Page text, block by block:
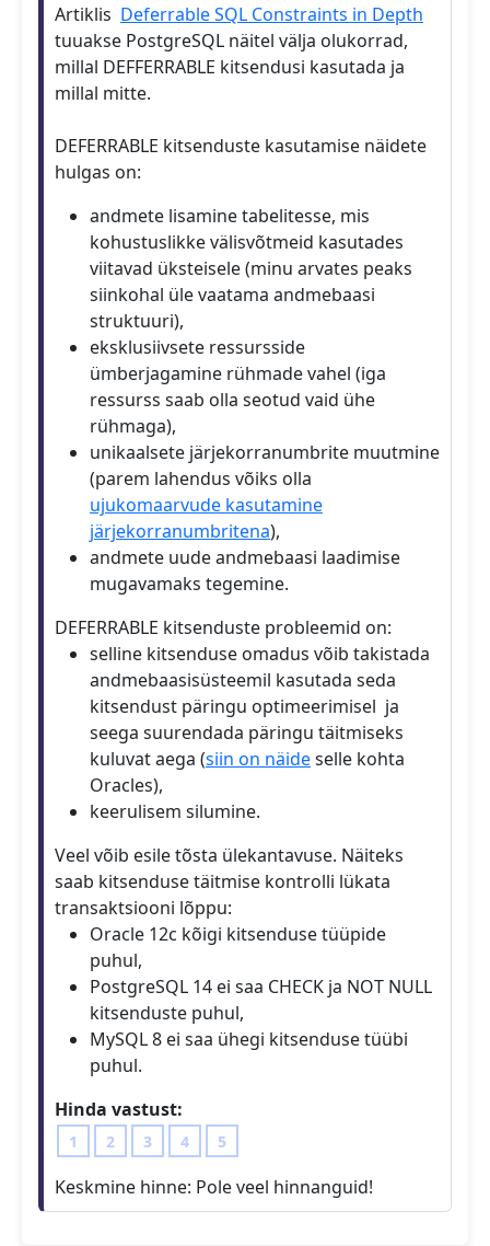
Artiklis Deferrable SQL Constraints in Depth
tuuakse PostgreSQL näitel välja olukorrad,
millal DEFFERRABLE kitsendusi kasutada ja
millal mitte.
DEFERRABLE kitsenduste kasutamise näidete
hulgas on:
andmete lisamine tabelitesse, mis
kohustuslikke välisvõtmeid kasutades
viitavad üksteisele (minu arvates peaks
siinkohal üle vaatama andmebaasi
struktuuri),
eksklusiivsete ressursside
ümberjagamine rühmade vahel (iga
ressurss saab olla seotud vaid ühe
rühmaga),
unikaalsete järjekorranumbrite muutmine
(parem lahendus võiks olla
ujukomaarvude kasutamine
järjekorranumbritena),
andmete uude andmebaasi laadimise
mugavamaks tegemine.
DEFERRABLE kitsenduste probleemid on:
selline kitsenduse omadus võib takistada
andmebaasisüsteemil kasutada seda
kitsendust päringu optimeerimisel ja
seega suurendada päringu täitmiseks
kuluvat aega (siin on näideselle kohta
Oracles),
keerulisem silumine.
Veel võib esile tõsta ülekantavuse. Näiteks
saab kitsenduse täitmise kontrolli lükata
transaktsiooni lõppu:
Oracle 12c kõigi kitsenduse tüüpide
puhul,
PostgreSQL 14 ei saa CHECK ja NOT NULL
kitsenduste puhul,
MySQL 8 ei saa ühegi kitsenduse tüübi
puhul.
Hinda vastust:
1 2 3 4 5
Keskmine hinne: Pole veel hinnanguid!